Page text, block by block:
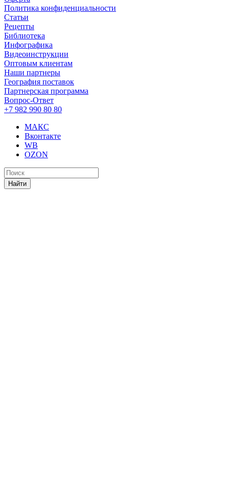
Политика конфиденциальности
Статьи
Рецепты
Библиотека
Инфографика
Видеоинструкции
Оптовым клиентам
Наши партнеры
География поставок
Партнерская программа
Вопрос-Ответ
+7 982 990 80 80
МАКС
Вконтакте
WB
OZON
Найти